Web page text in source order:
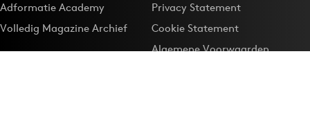
Adformatie Academy
Volledig Magazine Archief
Privacy Statement
Cookie Statement
Algemene Voorwaarden